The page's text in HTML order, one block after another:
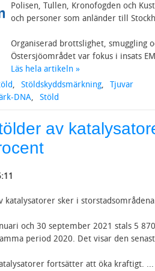
Polisen, Tullen, Kronofogden och
och personer som anländer till
Organiserad brottslighet, smuggling
Östersjöområdet var fokus i insats
Läs hela artikeln »
, Stöldskyddsmärkning,
Tjuvar
DNA, Stöld
av
katalysatorer sker i
och 30 september 2021 stals 5
period 2020. Det visar den
fortsätter att öka kraftigt. ...